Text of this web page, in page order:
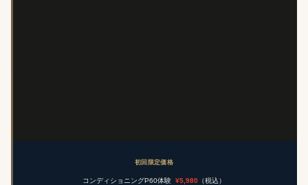
初回限定価格
コンディショニングP60体験 ¥5,980 （税込）